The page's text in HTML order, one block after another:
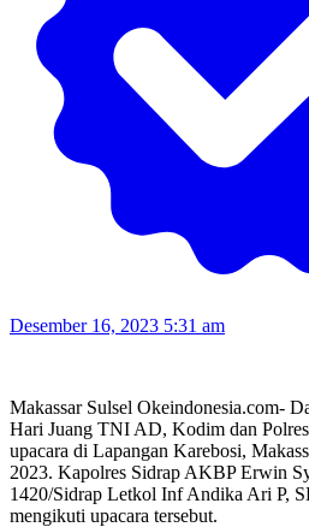
Desember 16, 2023 5:31 am
Makassar Sulsel Okeindonesia.com-
Hari Juang TNI AD, Kodim dan
upacara di Lapangan Karebosi,
2023. Kapolres Sidrap AKBP Erwin
1420/Sidrap Letkol Inf Andika Ari P,
mengikuti upacara tersebut.